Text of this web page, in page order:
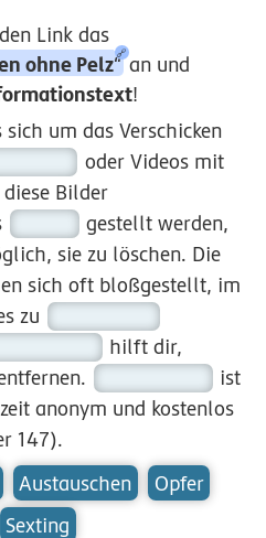
Link das
ohne Pelz“ an und
!
um das Verschicken
oder Videos mit
Bilder
gestellt werden,
sie zu löschen. Die
sich oft bloßgestellt, im
zu
hilft dir,
ist
anonym und kostenlos
147).
Austauschen
Opfer
Sexting